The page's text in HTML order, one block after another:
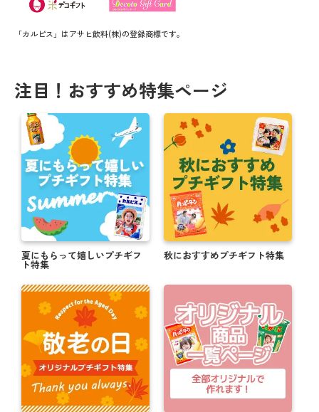
「カルピス」はアサヒ飲料(株)の登録商標です。
注目！おすすめ特集ページ
夏にもらって嬉しいプチギフ
ト特集
秋におすすめプチギフト特集